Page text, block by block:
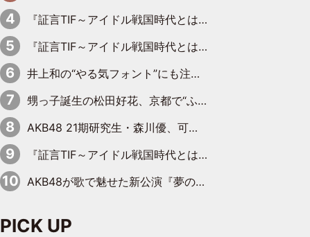
『証言TIF～アイドル戦国時代とはなんだったのか～』第6回：でんぱ組.inc・古川未鈴×相沢梨紗「『ハロプロやりたかったな』って言ったら、夢眠ねむさんに『てめえはでんぱ組．incなんだよ！』って肩パンされて(笑)」
『証言TIF～アイドル戦国時代とはなんだったのか～』第11回：私立恵比寿中学・真山りか×安本彩花「TIFで10年ぶりのキョンシーメイクをしたら、場を完全に引かせてしまって。時代が変わったんだなって」
井上和の“やる気フォント”にも注目 乃木坂46が挑んだ書道パフォーマンスの舞台裏
甥っ子誕生の松田好花、京都で“ふたつの家族”をはしご！ “母”黒谷友香に見送られ、“父”松岡昌宏とはハシゴ酒
AKB48 21期研究生・森川優、可愛さもある大人の女性に
『証言TIF～アイドル戦国時代とはなんだったのか～』第10回：さくら学院・武藤彩未×飯田らうら「正直、中3で辞めるというのを信じてなくて。そう言われてはいたけど、嘘でしょって」
AKB48が歌で魅せた新公演『夢のポップスター』 初日から全身全霊のステージ
PICK UP